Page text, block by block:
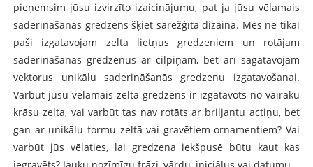
pieņemsim jūsu izvirzīto izaicinājumu, pat ja jūsu vēlamais
saderināšanās gredzens šķiet sarežģīta dizaina. Mēs ne tikai
paši izgatavojam zelta lietņus gredzeniem un rotājam
saderināšanās gredzenus ar cilpiņām, bet arī sagatavojam
vektorus unikālu saderināšanās gredzenu izgatavošanai.
Varbūt jūsu vēlamais zelta gredzens ir izgatavots no vairāku
krāsu zelta, vai varbūt tas nav rotāts ar briljantu actiņu, bet
gan ar unikālu formu zeltā vai gravētiem ornamentiem? Vai
varbūt jūs vēlaties, lai gredzena iekšpusē būtu kaut kas